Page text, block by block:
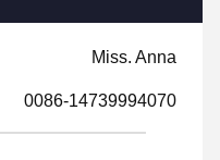
Miss. Anna
0086-14739994070